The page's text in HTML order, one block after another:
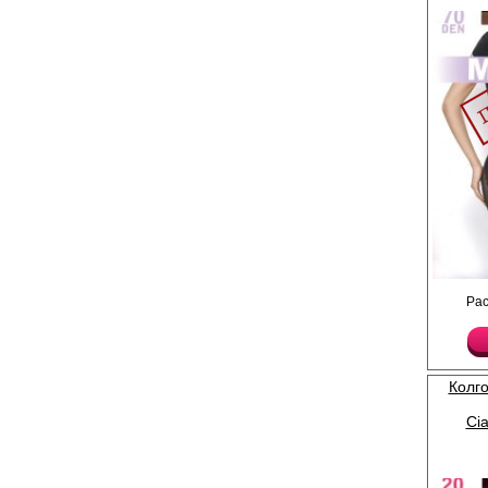
Колготки с ажурными
ластовица,